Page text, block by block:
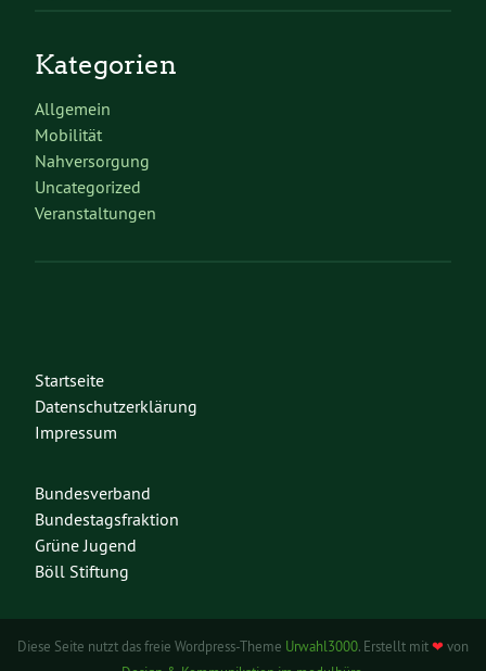
Kategorien
Allgemein
Mobilität
Nahversorgung
Uncategorized
Veranstaltungen
Startseite
Datenschutzerklärung
Impressum
Bundesverband
Bundestagsfraktion
Grüne Jugend
Böll Stiftung
Diese Seite nutzt das freie Wordpress-Theme Urwahl3000. Erstellt mit❤ von